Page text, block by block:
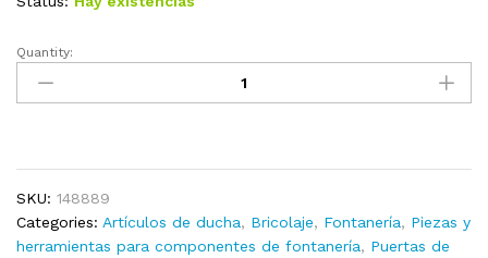
Puerta
ducha
negro
81x195
cm
Quantity:
SKU: 148889
Categories: Artículos de ducha, Bricolaje, Fontanería, Piezas y
herramientas para componentes de fontanería, Puertas de